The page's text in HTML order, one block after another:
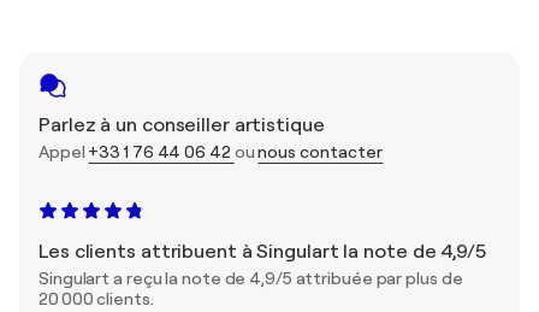
Parlez à un conseiller artistique
Appel +33 1 76 44 06 42ounous contacter
Les clients attribuent à Singulart la note de 4,9/5
Singulart a reçu la note de 4,9/5 attribuée par plus de
20 000 clients.